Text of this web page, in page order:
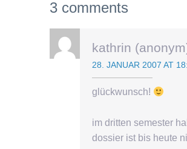
3 comments
kathrin
28. JANUAR 2007 AT
glückwunsch!
im dritten semester
dossier ist bis heute